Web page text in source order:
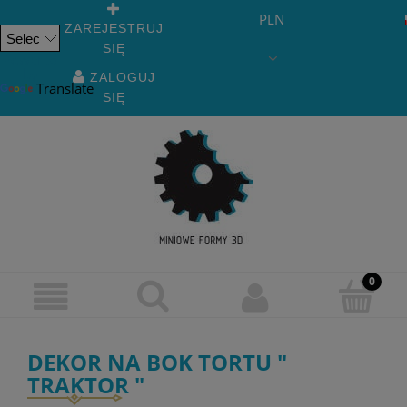
Translate
ZAREJESTRUJ
SIĘ
ZALOGUJ
SIĘ
PLN
DEKOR NA BOK TORTU "
TRAKTOR "